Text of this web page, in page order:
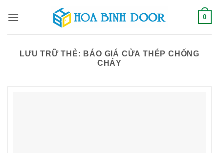
qua
0
LƯU TRỮ THẺ: BÁO GIÁ CỬA THÉP CHỐNG
CHÁY